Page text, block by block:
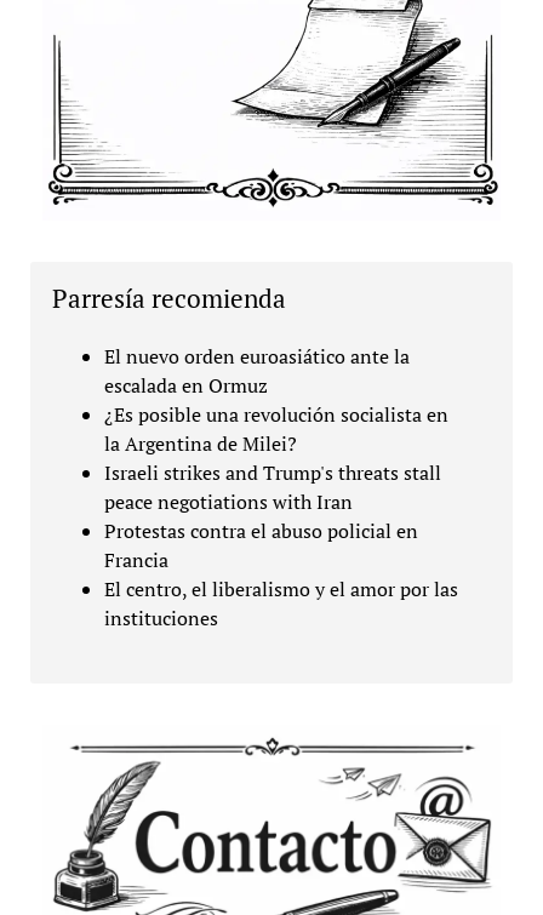
Parresía recomienda
El nuevo orden euroasiático ante la
escalada en Ormuz
¿Es posible una revolución socialista en
la Argentina de Milei?
Israeli strikes and Trump's threats stall
peace negotiations with Iran
Protestas contra el abuso policial en
Francia
El centro, el liberalismo y el amor por las
instituciones